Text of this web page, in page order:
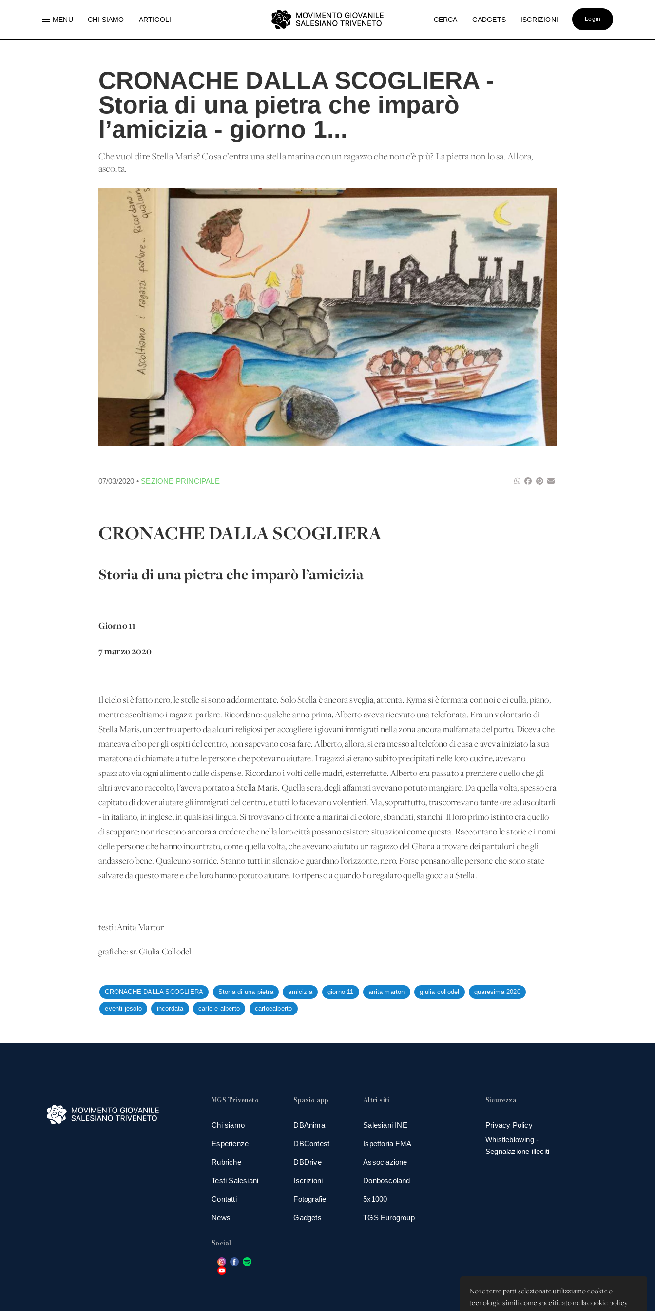
Noi e terze parti selezionate utilizziamo cookie o
tecnologie simili come specificato nella cookie policy.
MENU CHI SIAMO ARTICOLI CERCA GADGETS ISCRIZIONI Login
CRONACHE DALLA SCOGLIERA -
Storia di una pietra che imparò
l’amicizia - giorno 1...
Che vuol dire Stella Maris? Cosa c’entra una stella marina con un ragazzo che non c’è più? La pietra non lo sa. Allora,
ascolta.
07/03/2020 • SEZIONE PRINCIPALE
CRONACHE DALLA SCOGLIERA
Storia di una pietra che imparò l’amicizia
Giorno 11
7 marzo 2020
Il cielo si è fatto nero, le stelle si sono addormentate. Solo Stella è ancora sveglia, attenta. Kyma si è fermata con noi e ci culla, piano,
mentre ascoltiamo i ragazzi parlare. Ricordano: qualche anno prima, Alberto aveva ricevuto una telefonata. Era un volontario di
Stella Maris, un centro aperto da alcuni religiosi per accogliere i giovani immigrati nella zona ancora malfamata del porto. Diceva che
mancava cibo per gli ospiti del centro, non sapevano cosa fare. Alberto, allora, si era messo al telefono di casa e aveva iniziato la sua
maratona di chiamate a tutte le persone che potevano aiutare. I ragazzi si erano subito precipitati nelle loro cucine, avevano
spazzato via ogni alimento dalle dispense. Ricordano i volti delle madri, esterrefatte. Alberto era passato a prendere quello che gli
altri avevano raccolto, l’aveva portato a Stella Maris. Quella sera, degli affamati avevano potuto mangiare. Da quella volta, spesso era
capitato di dover aiutare gli immigrati del centro, e tutti lo facevano volentieri. Ma, soprattutto, trascorrevano tante ore ad ascoltarli
- in italiano, in inglese, in qualsiasi lingua. Si trovavano di fronte a marinai di colore, sbandati, stanchi. Il loro primo istinto era quello
di scappare; non riescono ancora a credere che nella loro città possano esistere situazioni come questa. Raccontano le storie e i nomi
delle persone che hanno incontrato, come quella volta, che avevano aiutato un ragazzo del Ghana a trovare dei pantaloni che gli
andassero bene. Qualcuno sorride. Stanno tutti in silenzio e guardano l’orizzonte, nero. Forse pensano alle persone che sono state
salvate da questo mare e che loro hanno potuto aiutare. Io ripenso a quando ho regalato quella goccia a Stella.
testi: Anita Marton
grafiche: sr. Giulia Collodel
CRONACHE DALLA SCOGLIERA Storia di una pietra amicizia giorno 11 anita marton giulia collodel quaresima 2020
eventi jesolo incordata carlo e alberto carloealberto
MGS Triveneto
Chi siamo
Esperienze
Rubriche
Testi Salesiani
Contatti
News
Social
Spazio app
DBAnima
DBContest
DBDrive
Iscrizioni
Fotografie
Gadgets
Altri siti
Salesiani INE
Ispettoria FMA
Associazione
Donboscoland
5x1000
TGS Eurogroup
Sicurezza
Privacy Policy
Whistleblowing -
Segnalazione illeciti